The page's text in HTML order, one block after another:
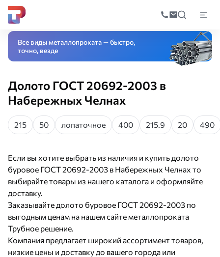
по
Главная Буровое оборудованиеДолото
Все виды металлопроката — быстро,
точно, везде
Долото ГОСТ 20692-2003 в
Набережных Челнах
215 50 лопаточное 400 215.9 20 490
Если вы хотите выбрать из наличия и купить долото
буровое ГОСТ 20692-2003 в Набережных Челнах то
выбирайте товары из нашего каталога и оформляйте
доставку.
Заказывайте долото буровое ГОСТ 20692-2003 по
выгодным ценам на нашем сайте металлопроката
Трубное решение.
Компания предлагает широкий ассортимент товаров,
низкие цены и доставку до вашего города или